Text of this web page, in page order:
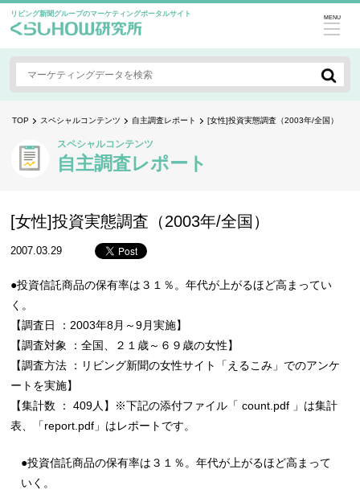
リビング新聞グループのマーケティングポータルサイト MENU
TOP スペシャルコンテンツ 自主調査レポート [女性]投資実態調査（2003年/全国）
スペシャルコンテンツ
自主調査レポート
[女性]投資実態調査（2003年/全国）
2007.03.29
●投資信託商品の保有率は３１％。年代が上がるほど高まってい
く。
【調査日 ：2003年8月～9月実施】
【調査対象 ：全国、２１歳～６９歳の女性】
【調査方法 ：リビング新聞の女性サイト「えるこみ」でのアンケ
ートを実施】
【集計数 ： 409人】※下記の添付ファイル「 count.pdf 」は集計
表、「report.pdf」はレポートです。
●投資信託商品の保有率は３１％。年代が上がるほど高まって
いく。